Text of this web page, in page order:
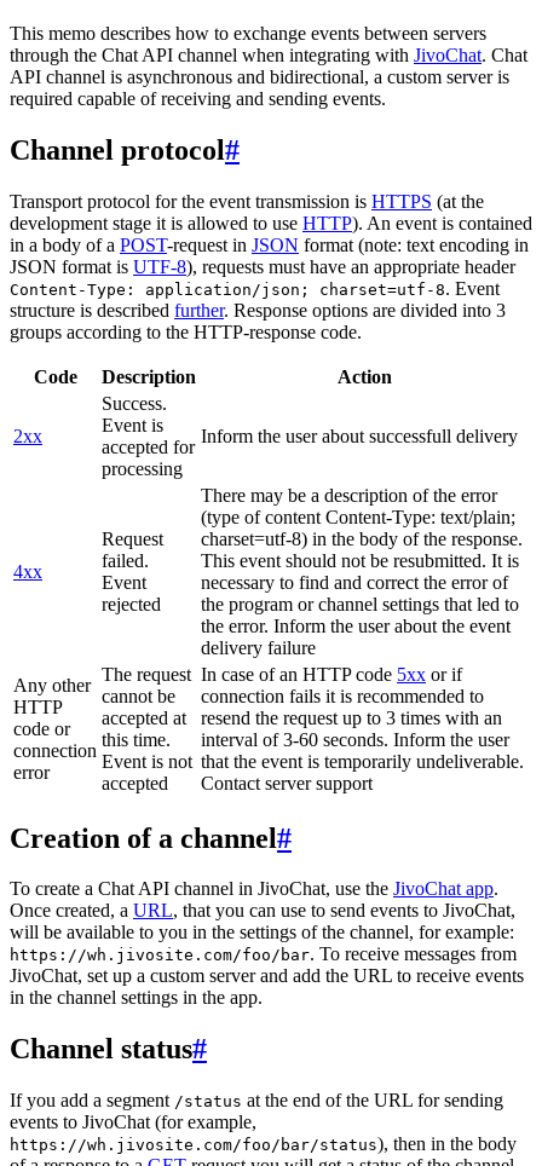
This memo describes how to exchange events between servers
through the Chat API channel when integrating with JivoChat. Chat
API channel is asynchronous and bidirectional, a custom server is
required capable of receiving and sending events.
Channel protocol#
Transport protocol for the event transmission is HTTPS (at the
development stage it is allowed to use HTTP). An event is contained
in a body of a POST-request in JSON format (note: text encoding in
JSON format is UTF-8), requests must have an appropriate header
Content-Type: application/json; charset=utf-8. Event
structure is described further. Response options are divided into 3
groups according to the HTTP-response code.
Code Description Action
2xx
Success.
Event is
accepted for
processing
Inform the user about successfull delivery
4xx
Request
failed.
Event
rejected
There may be a description of the error
(type of content Content-Type: text/plain;
charset=utf-8) in the body of the response.
This event should not be resubmitted. It is
necessary to find and correct the error of
the program or channel settings that led to
the error. Inform the user about the event
delivery failure
Any other
HTTP
code or
connection
error
The request
cannot be
accepted at
this time.
Event is not
accepted
In case of an HTTP code 5xx or if
connection fails it is recommended to
resend the request up to 3 times with an
interval of 3-60 seconds. Inform the user
that the event is temporarily undeliverable.
Contact server support
Creation of a channel#
To create a Chat API channel in JivoChat, use the JivoChat app.
Once created, a URL, that you can use to send events to JivoChat,
will be available to you in the settings of the channel, for example:
https://wh.jivosite.com/foo/bar. To receive messages from
JivoChat, set up a custom server and add the URL to receive events
in the channel settings in the app.
Channel status#
If you add a segment /status at the end of the URL for sending
events to JivoChat (for example,
https://wh.jivosite.com/foo/bar/status), then in the body